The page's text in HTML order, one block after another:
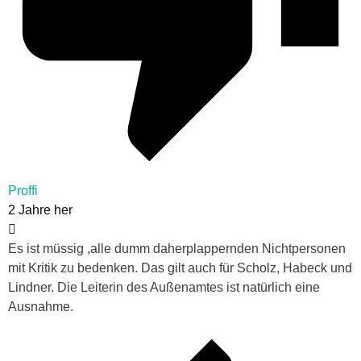
Proffi
2 Jahre her
Es ist müssig ,alle dumm daherplappernden Nichtpersonen
mit Kritik zu bedenken. Das gilt auch für Scholz, Habeck und
Lindner. Die Leiterin des Außenamtes ist natürlich eine
Ausnahme.